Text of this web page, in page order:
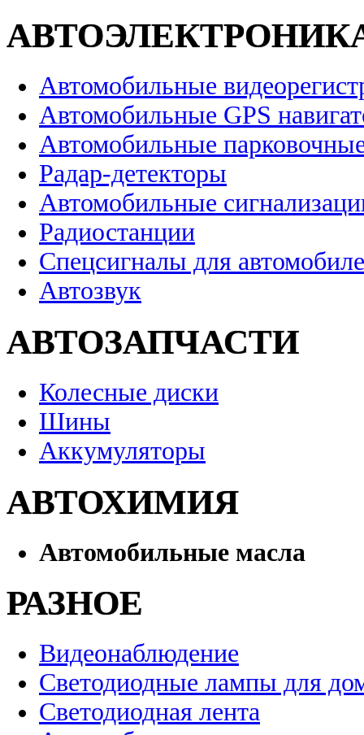
Автомобильные
Автомобильные GPS
Автомобильные
Радар-детекторы
Автомобильные
Радиостанции
Спецсигналы для
Автозвук
АВТОЗАПЧАСТИ
Колесные диски
Шины
Аккумуляторы
АВТОХИМИЯ
Автомобильные масла
РАЗНОЕ
Видеонаблюдение
Светодиодные лампы для
Светодиодная лента